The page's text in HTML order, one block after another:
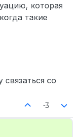
которая
такие
со
-3